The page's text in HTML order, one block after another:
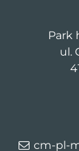
Park
ul.
cm-pl-